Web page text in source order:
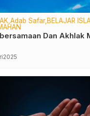
Adab Safar BELAJAR
Dan Akhlak
2025